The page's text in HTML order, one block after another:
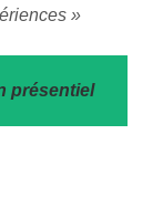
»
présentiel